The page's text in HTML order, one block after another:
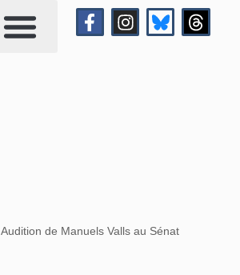
Audition de Manuels Valls au Sénat